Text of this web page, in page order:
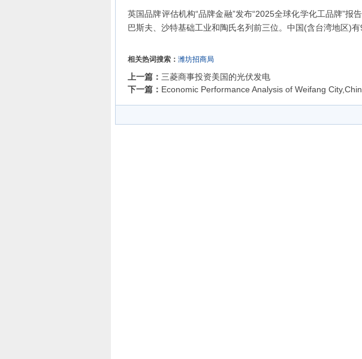
英国品牌评估机构“品牌金融”发布“2025全球化学化工品牌”报
巴斯夫、沙特基础工业和陶氏名列前三位。中国(含台湾地区)
相关热词搜索： 潍坊招商局
上一篇： 三菱商事投资美国的光伏发电
下一篇： Economic Performance Analysis of Weifang